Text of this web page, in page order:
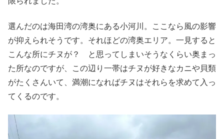
選んだのは海田湾の湾奥にある小河川。ここなら風の影響
が抑えられそうです。それほどの湾奥エリア。一見すると
こんな所にチヌが？ と思ってしまいそうなくらい奥まっ
た所なのですが、この辺り一帯はチヌが好きなカニや貝類
がたくさんいて、満潮になればチヌはそれらを求めて入っ
てくるのです。